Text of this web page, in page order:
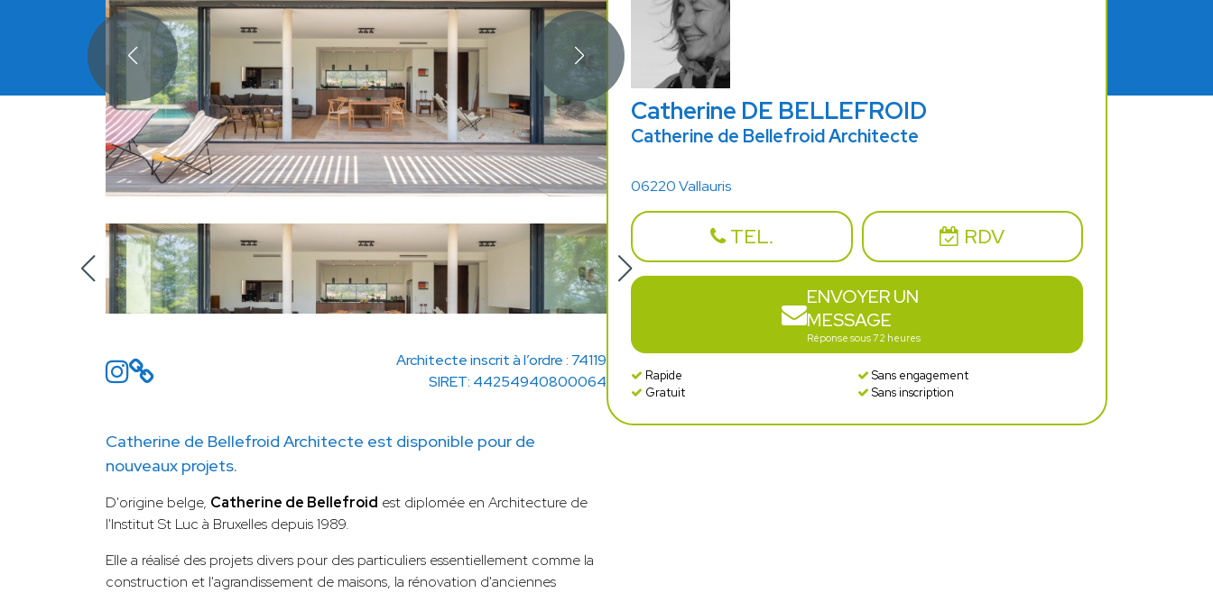
Architecte inscrit à l’ordre : 74119
SIRET: 44254940800064
Catherine de Bellefroid Architecte est disponible pour de
nouveaux projets.
D'origine belge, Catherine de Bellefroid est diplomée en Architecture de
l'Institut St Luc à Bruxelles depuis 1989.
Elle a réalisé des projets divers pour des particuliers essentiellement comme la
construction et l'agrandissement de maisons, la rénovation d'anciennes
Catherine DE BELLEFROID
Catherine de Bellefroid Architecte
06220 Vallauris
TEL. RDV
ENVOYER UN
MESSAGE
Réponse sous 72 heures
Rapide
Sans engagement
Gratuit
Sans inscription